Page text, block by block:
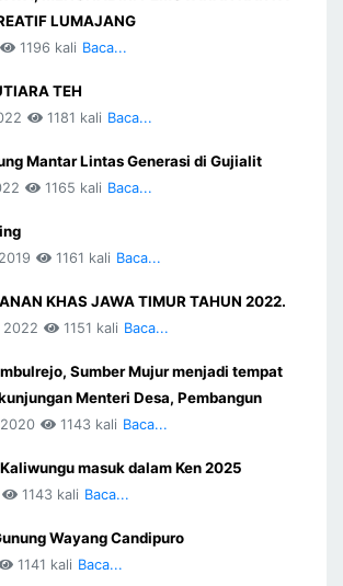
LUMAJANG
1196 kali Baca...
TEH
1181 kali Baca...
Mantar Lintas Generasi di Gujialit
1165 kali Baca...
1161 kali Baca...
KHAS JAWA TIMUR TAHUN 2022.
2022 1151 kali Baca...
Sumber Mujur menjadi tempat
Menteri Desa, Pembangun
1143 kali Baca...
masuk dalam Ken 2025
1143 kali Baca...
Wayang Candipuro
1141 kali Baca...